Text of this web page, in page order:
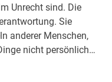
Unrecht sind. Die
Sie
anderer Menschen,
nicht persönlich…